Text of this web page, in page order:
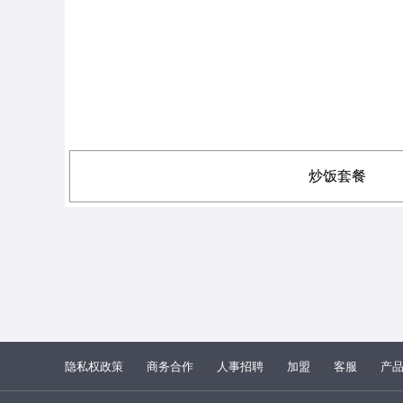
炒饭套餐
隐私权政策 商务合作 人事招聘 加盟 客服 产品